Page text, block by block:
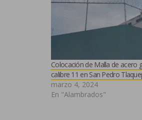
Colocación de Malla de acero
calibre 11 en San Pedro
marzo 4, 2024
En "Alambrados"